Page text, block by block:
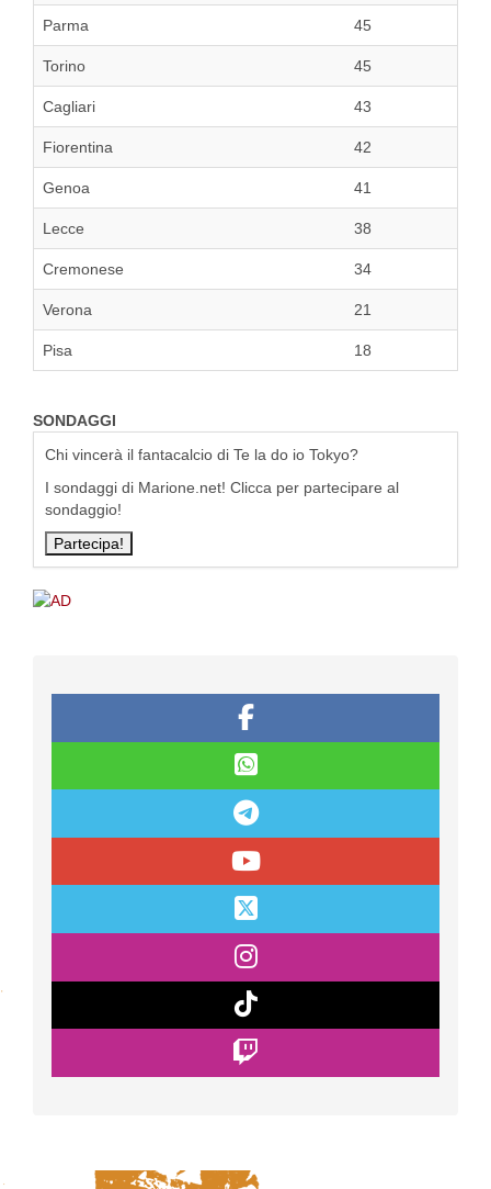
Parma 45
Torino 45
Cagliari 43
Fiorentina 42
Genoa 41
Lecce 38
Cremonese 34
Verona 21
Pisa 18
SONDAGGI
Chi vincerà il fantacalcio di Te la do io Tokyo?
I sondaggi di Marione.net! Clicca per partecipare al
sondaggio!